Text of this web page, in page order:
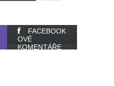
FACEBOOK
OVÉ
KOMENTÁŘE